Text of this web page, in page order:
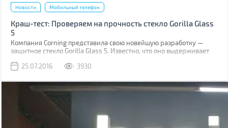
Новости Мобильный телефон
Краш-тест: Проверяем на прочность стекло Gorilla Glass
5
Компания Corning представила свою новейшую разработку —
защитное стекло Gorilla Glass 5. Известно, что оно выдерживает
Как правило, большинство из них происходит при фотосессиях
25.07.2016 3930